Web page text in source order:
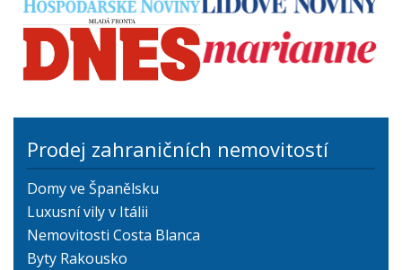
Prodej zahraničních nemovitostí
Domy ve Španělsku
Luxusní vily v Itálii
Nemovitosti Costa Blanca
Byty Rakousko